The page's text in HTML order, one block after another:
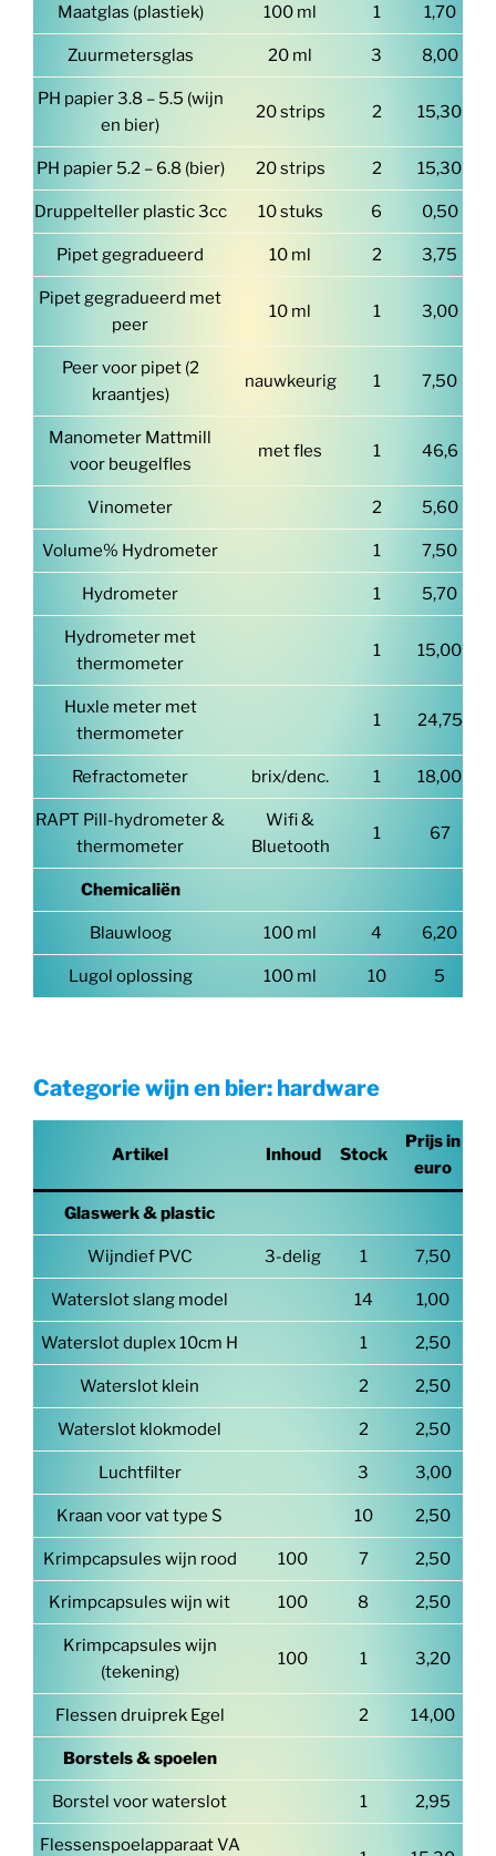
Maatglas (plastiek) 100 ml 1 1,70
Zuurmetersglas 20 ml 3 8,00
PH papier 3.8 – 5.5 (wijn
en bier)
20 strips 2 15,30
PH papier 5.2 – 6.8 (bier) 20 strips 2 15,30
Druppelteller plastic 3cc 10 stuks 6 0,50
Pipet gegradueerd 10 ml 2 3,75
Pipet gegradueerd met
peer
10 ml 1 3,00
Peer voor pipet (2
kraantjes)
nauwkeurig 1 7,50
Manometer Mattmill
voor beugelfles
met fles 1 46,6
Vinometer 2 5,60
Volume% Hydrometer 1 7,50
Hydrometer 1 5,70
Hydrometer met
thermometer
1 15,00
Huxle meter met
thermometer
1 24,75
Refractometer brix/denc. 1 18,00
RAPT Pill-hydrometer &
thermometer
Wifi &
Bluetooth
1 67
Chemicaliën
Blauwloog 100 ml 4 6,20
Lugol oplossing 100 ml 10 5
Categorie wijn en bier: hardware
Artikel Inhoud Stock
Prijs in
euro
Glaswerk & plastic
Wijndief PVC 3-delig 1 7,50
Waterslot slang model 14 1,00
Waterslot duplex 10cm H 1 2,50
Waterslot klein 2 2,50
Waterslot klokmodel 2 2,50
Luchtfilter 3 3,00
Kraan voor vat type S 10 2,50
Krimpcapsules wijn rood 100 7 2,50
Krimpcapsules wijn wit 100 8 2,50
Krimpcapsules wijn
(tekening)
100 1 3,20
Flessen druiprek Egel 2 14,00
Borstels & spoelen
Borstel voor waterslot 1 2,95
Flessenspoelapparaat VA